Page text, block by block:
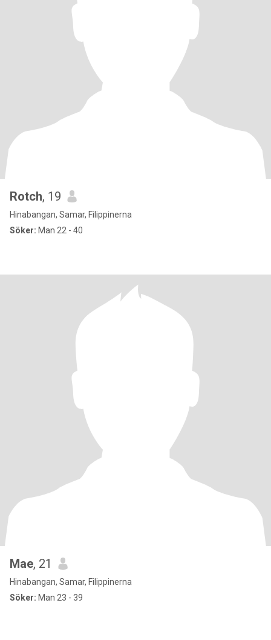
Rotch, 19
Hinabangan, Samar, Filippinerna
Söker: Man 22 - 40
Mae, 21
Hinabangan, Samar, Filippinerna
Söker: Man 23 - 39